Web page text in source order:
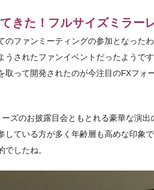
きた！フルサイズミラー
のファンミーティングの参加となった
うされたファンイベントだったようで
取って開発されたのが今注目のFXフォ
ズのお披露目会ともとれる豪華な演
している方が多く年齢層も高めな印象
でしたね。